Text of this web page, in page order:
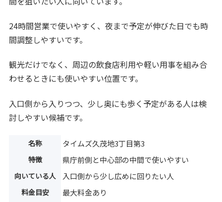
24時間営業で使いやすく、夜まで予定が伸びた日でも時
間調整しやすいです。
観光だけでなく、周辺の飲食店利用や軽い用事を組み合
わせるときにも使いやすい位置です。
入口側から入りつつ、少し奥にも歩く予定がある人は検
討しやすい候補です。
名称 タイムズ久茂地3丁目第3
特徴 県庁前側と中心部の中間で使いやすい
向いている人 入口側から少し広めに回りたい人
料金目安 最大料金あり